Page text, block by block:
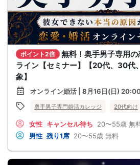
ポイント2倍
無料！奥手男子専用
ライン【セミナー】【20代、30代
象】
オンライン婚活 | 8月16日(日)
奥手男子専門婚活カレッジ 20代向け
女性 キャンセル待ち 20〜55歳 無
男性 残り1席 20〜55歳 無料